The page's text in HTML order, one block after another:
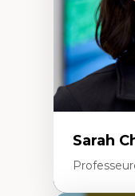
Sarah